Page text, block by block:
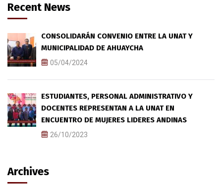
Recent News
CONSOLIDARÁN CONVENIO ENTRE LA UNAT Y
MUNICIPALIDAD DE AHUAYCHA
05/04/2024
ESTUDIANTES, PERSONAL ADMINISTRATIVO Y
DOCENTES REPRESENTAN A LA UNAT EN
ENCUENTRO DE MUJERES LIDERES ANDINAS
26/10/2023
Archives